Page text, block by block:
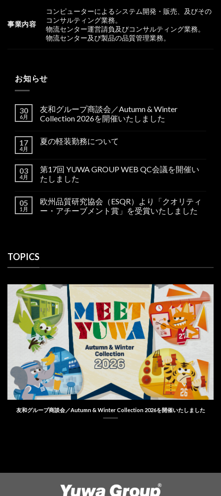
事業内容
コンピューターによるシステム開発・販売、及びその
コンサルティング業務。
物流センター運営請負及びコンサルティング業務。
物流センター及び製品の品質管理業務。
お知らせ
30
6月
友和グループ商談会／Autumn & Winter
Collection 2026を開催いたしました
17
4月
夏の軽装勤務について
03
4月
第17回 YUWA GROUP WEB QC会議を開催い
たしました
05
1月
欧州品質研究協会（ESQR）より「クオリティ
ー・アチーブメント賞」を受賞いたしました
TOPICS
友和グループ商談会／Autumn & Winter Collection 2026を開催いたしました